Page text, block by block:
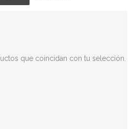
que coincidan con tu selección.